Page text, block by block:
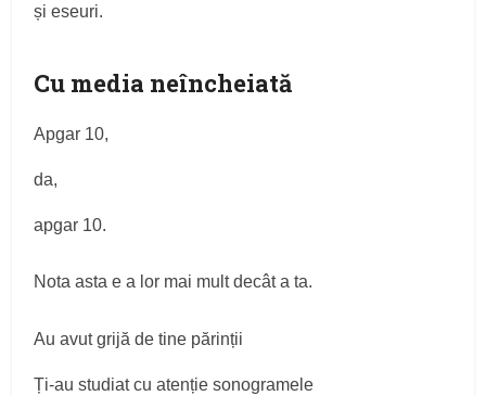
și eseuri.
Cu media neîncheiată
Apgar 10,
da,
apgar 10.
Nota asta e a lor mai mult decât a ta.
Au avut grijă de tine părinții
Ți-au studiat cu atenție sonogramele